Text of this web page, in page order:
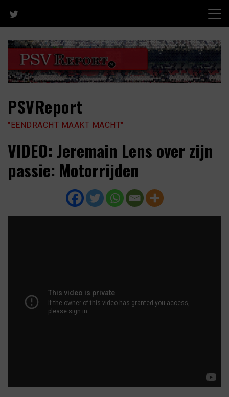
content
PSVReport
"EENDRACHT MAAKT MACHT"
VIDEO: Jeremain Lens over zijn
passie: Motorrijden